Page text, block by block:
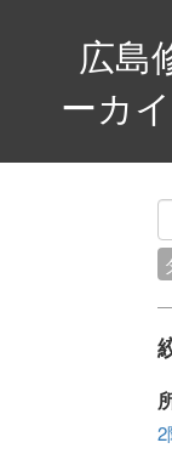
広島
ーカ
2